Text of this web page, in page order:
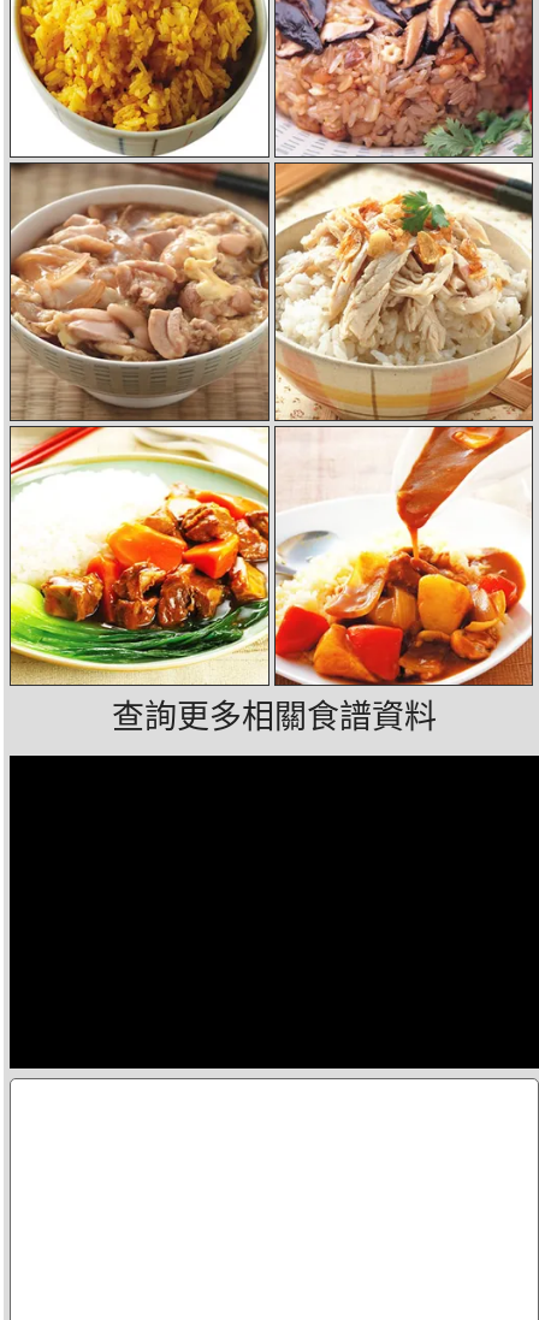
查詢更多相關食譜資料